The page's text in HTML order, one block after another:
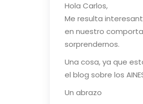
Hola Carlos,
Me resulta
en nuestro
sorprendernos.
Una cosa, ya que
el blog sobre los
Un abrazo